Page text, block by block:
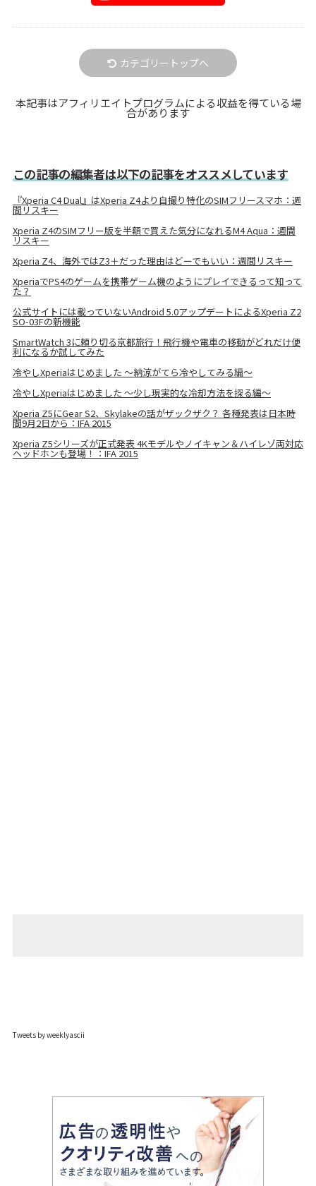
カテゴリートップへ
本記事はアフィリエイトプログラムによる収益を得ている場
合があります
この記事の編集者は以下の記事をオススメしています
『Xperia C4 Dual』はXperia Z4より自撮り特化のSIMフリースマホ：週
間リスキー
Xperia Z4のSIMフリー版を半額で買えた気分になれるM4 Aqua：週間
リスキー
Xperia Z4、海外ではZ3＋だった理由はどーでもいい：週間リスキー
XperiaでPS4のゲームを携帯ゲーム機のようにプレイできるって知って
た？
公式サイトには載っていないAndroid 5.0アップデートによるXperia Z2
SO-03Fの新機能
SmartWatch 3に頼り切る京都旅行！飛行機や電車の移動がどれだけ便
利になるか試してみた
冷やしXperiaはじめました ～納涼がてら冷やしてみる編～
冷やしXperiaはじめました ～少し現実的な冷却方法を探る編～
Xperia Z5にGear S2、Skylakeの話がザックザク？ 各種発表は日本時
間9月2日から：IFA 2015
Xperia Z5シリーズが正式発表 4Kモデルやノイキャン＆ハイレゾ両対応
ヘッドホンも登場！：IFA 2015
Tweets by weeklyascii